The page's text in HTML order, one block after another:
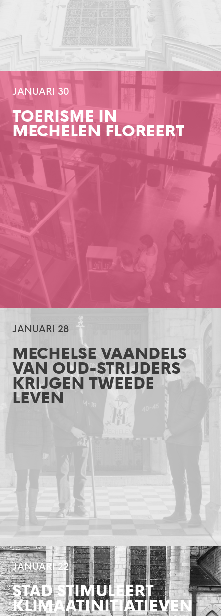
JANUARI 30
TOERISME IN
MECHELEN FLOREERT
JANUARI 28
MECHELSE VAANDELS
VAN OUD-STRIJDERS
KRIJGEN TWEEDE
LEVEN
JANUARI 22
STAD STIMULEERT
KLIMAATINITIATIEVEN